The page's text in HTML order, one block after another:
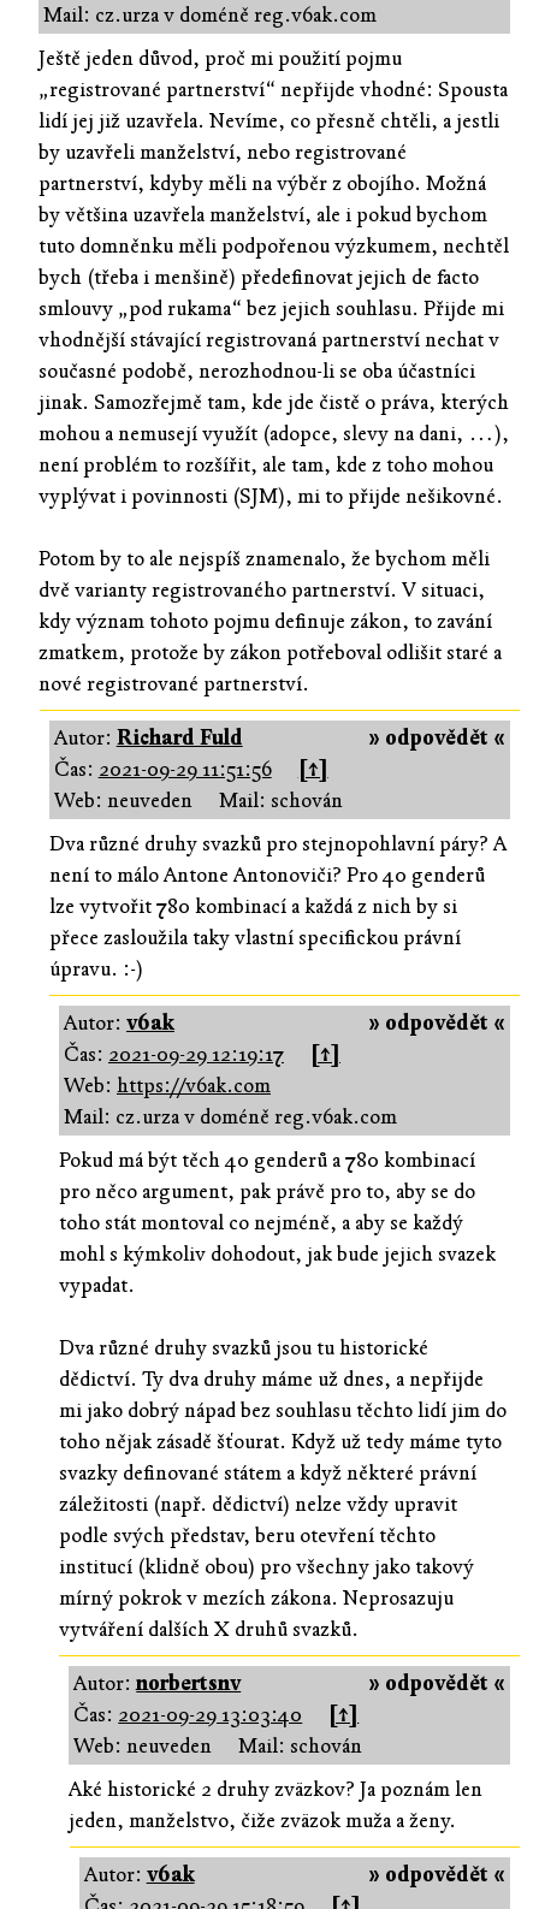
Mail: cz.urza v doméně reg.v6ak.com
Ještě jeden důvod, proč mi použití pojmu
„registrované partnerství“ nepřijde vhodné: Spousta
lidí jej již uzavřela. Nevíme, co přesně chtěli, a jestli
by uzavřeli manželství, nebo registrované
partnerství, kdyby měli na výběr z obojího. Možná
by většina uzavřela manželství, ale i pokud bychom
tuto domněnku měli podpořenou výzkumem, nechtěl
bych (třeba i menšině) předefinovat jejich de facto
smlouvy „pod rukama“ bez jejich souhlasu. Přijde mi
vhodnější stávající registrovaná partnerství nechat v
současné podobě, nerozhodnou-li se oba účastníci
jinak. Samozřejmě tam, kde jde čistě o práva, kterých
mohou a nemusejí využít (adopce, slevy na dani, …),
není problém to rozšířit, ale tam, kde z toho mohou
vyplývat i povinnosti (SJM), mi to přijde nešikovné.
Potom by to ale nejspíš znamenalo, že bychom měli
dvě varianty registrovaného partnerství. V situaci,
kdy význam tohoto pojmu definuje zákon, to zavání
zmatkem, protože by zákon potřeboval odlišit staré a
nové registrované partnerství.
» odpovědět «
Autor: Richard Fuld
Čas: 2021-09-29 11:51:56
[↑]
Web: neuveden
Mail: schován
Dva různé druhy svazků pro stejnopohlavní páry? A
není to málo Antone Antonoviči? Pro 40 genderů
lze vytvořit 780 kombinací a každá z nich by si
přece zasloužila taky vlastní specifickou právní
úpravu. :-)
» odpovědět «
Autor: v6ak
Čas: 2021-09-29 12:19:17
[↑]
Web: https://v6ak.com
Mail: cz.urza v doméně reg.v6ak.com
Pokud má být těch 40 genderů a 780 kombinací
pro něco argument, pak právě pro to, aby se do
toho stát montoval co nejméně, a aby se každý
mohl s kýmkoliv dohodout, jak bude jejich svazek
vypadat.
Dva různé druhy svazků jsou tu historické
dědictví. Ty dva druhy máme už dnes, a nepřijde
mi jako dobrý nápad bez souhlasu těchto lidí jim do
toho nějak zásadě šťourat. Když už tedy máme tyto
svazky definované státem a když některé právní
záležitosti (např. dědictví) nelze vždy upravit
podle svých představ, beru otevření těchto
institucí (klidně obou) pro všechny jako takový
mírný pokrok v mezích zákona. Neprosazuju
vytváření dalších X druhů svazků.
» odpovědět «
Autor:norbertsnv
Čas: 2021-09-29 13:03:40
[↑]
Web: neuveden
Mail: schován
Aké historické 2 druhy zväzkov? Ja poznám len
jeden, manželstvo, čiže zväzok muža a ženy.
» odpovědět «
Autor: v6ak